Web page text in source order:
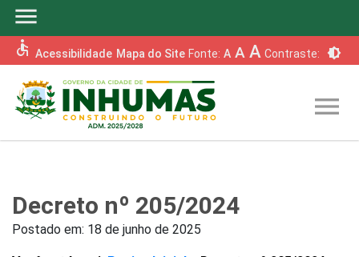
menu
accessible Acessibilidade Mapa do Site Fonte: A A A Contraste: brightness_6
menu
Decreto nº 205/2024
Postado em: 18 de junho de 2025